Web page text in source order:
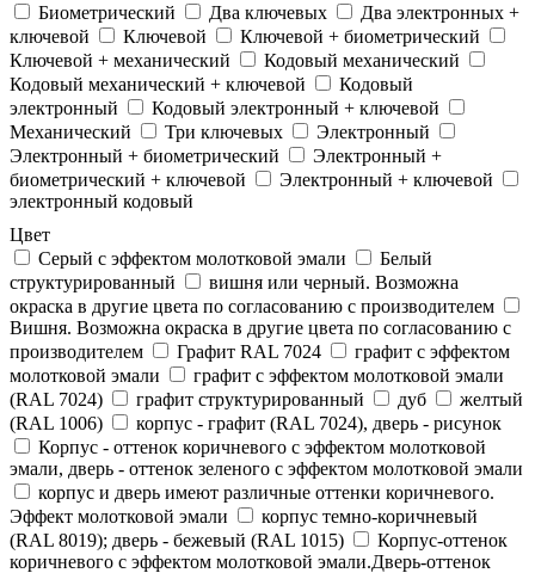
Биометрический
Два ключевых
Два электронныx +
ключевой
Ключевой
Ключевой + биометрический
Ключевой + механический
Кодовый механический
Кодовый механический + ключевой
Кодовый
электронный
Кодовый электронный + ключевой
Механический
Три ключевых
Электронный
Электронный + биометрический
Электронный +
биометрический + ключевой
Электронный + ключевой
электронный кодовый
Цвет
Cерый с эффектом молотковой эмали
Белый
структурированный
вишня или черный. Возможна
окраска в другие цвета по согласованию с производителем
Вишня. Возможна окраска в другие цвета по согласованию с
производителем
Графит RAL 7024
графит с эффектом
молотковой эмали
графит с эффектом молотковой эмали
(RAL 7024)
графит структурированный дуб
желтый
(RAL 1006)
корпус - графит (RAL 7024), дверь - рисунок
Корпус - оттенок коричневого с эффектом молотковой
эмали, дверь - оттенок зеленого с эффектом молотковой эмали
корпус и дверь имеют различные оттенки коричневого.
Эффект молотковой эмали
корпус темно-коричневый
(RAL 8019); дверь - бежевый (RAL 1015)
Корпус-оттенок
коричневого с эффектом молотковой эмали.Дверь-оттенок